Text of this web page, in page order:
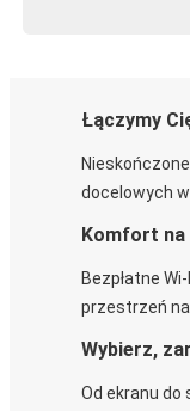
Łączymy
docelowych
Komfort na
Bezpłatne
przestrzeń
Wybierz,
Od ekranu do